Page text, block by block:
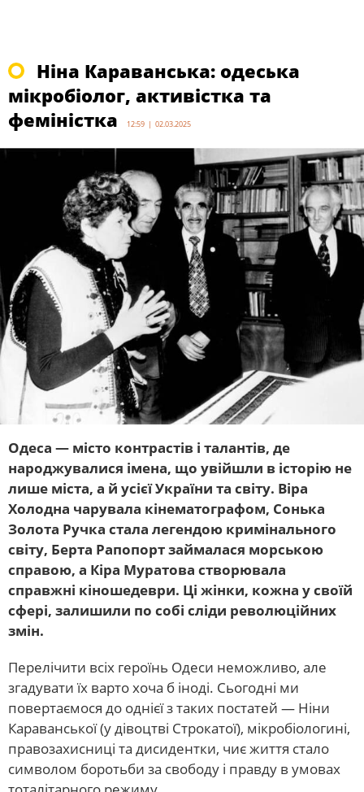
Ніна Караванська: одеська
мікробіолог, активістка та
феміністка
12:59 | 02.03.2025
Одеса — місто контрастів і талантів, де
народжувалися імена, що увійшли в історію не
лише міста, а й усієї України та світу. Віра
Холодна чарувала кінематографом, Сонька
Золота Ручка стала легендою кримінального
світу, Берта Рапопорт займалася морською
справою, а Кіра Муратова створювала
справжні кіношедеври. Ці жінки, кожна у своїй
сфері, залишили по собі сліди революційних
змін.
Перелічити всіх героїнь Одеси неможливо, але
згадувати їх варто хоча б іноді. Сьогодні ми
повертаємося до однієї з таких постатей — Ніни
Караванської (у дівоцтві Строкатої), мікробіологині,
правозахисниці та дисидентки, чиє життя стало
символом боротьби за свободу і правду в умовах